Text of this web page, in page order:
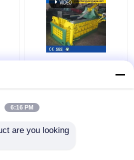
25MPa Hydraulische
6:16 PM
are you looking